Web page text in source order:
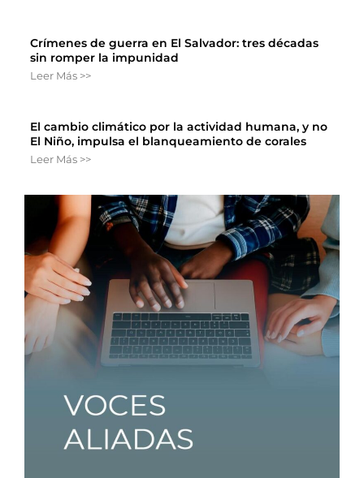
Crímenes de guerra en El Salvador: tres décadas
sin romper la impunidad
Leer Más >>
El cambio climático por la actividad humana, y no
El Niño, impulsa el blanqueamiento de corales
Leer Más >>